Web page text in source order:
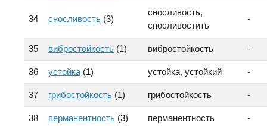
34 сносливость (3)
сносливость,
сносливостить
-
35 вибростойкость (1) вибростойкость -
36 устойка (1) устойка, устойкий -
37 грибостойкость (1) грибостойкость -
38 перманентность (3) перманентность -